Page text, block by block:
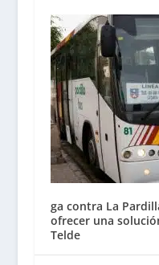
ga contra La
ofrecer una
Telde